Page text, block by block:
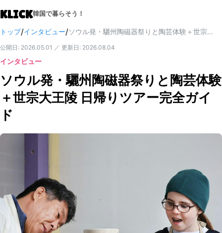
KLICK韓国で暮らそう！
トップ/インタビュー/ ソウル発・驪州陶磁器祭りと陶芸体験＋世宗大王陵 日帰りツアー完全ガイド
公開日 : 2026.05.01 ／ 更新日 : 2026.08.04
インタビュー
ソウル発・驪州陶磁器祭りと陶芸体験
＋世宗大王陵 日帰りツアー完全ガイ
ド